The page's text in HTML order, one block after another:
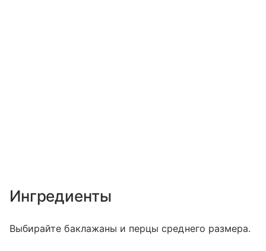
Ингредиенты
Выбирайте баклажаны и перцы среднего размера.